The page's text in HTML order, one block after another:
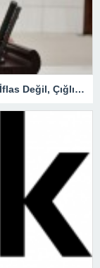
“Her Gün 252 Kepenk Kapanıyor… Bu Bir İflas Değil, Çığlıktır!”